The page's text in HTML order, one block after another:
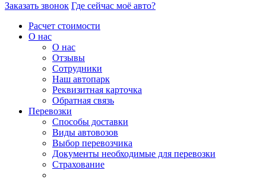
Заказать звонок Где сейчас моё авто?
Расчет стоимости
О нас
О нас
Отзывы
Сотрудники
Наш автопарк
Реквизитная карточка
Обратная связь
Перевозки
Способы доставки
Виды автовозов
Выбор перевозчика
Документы необходимые для перевозки
Страхование